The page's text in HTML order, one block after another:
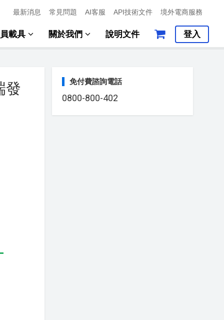
最新消息 常見問題 AI客服 API技術文件 境外電商服務
載具 關於我們 說明文件 登入
發 免付費諮詢電話
0800-800-402